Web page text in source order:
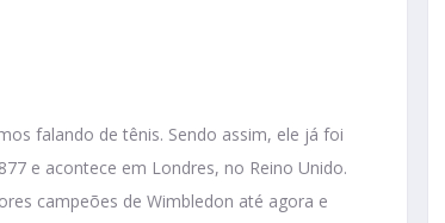
falando de tênis. Sendo assim, ele já foi
e acontece em Londres, no Reino Unido.
campeões de Wimbledon até agora e